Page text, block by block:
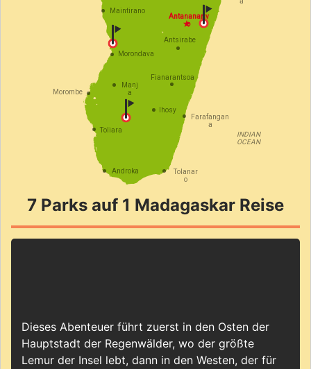
Maintirano
Antananariv
o
Antsirabe
Morondava
Fianarantsoa
Manj
a
Morombe
Ihosy
Farafangan
a
Toliara
INDIAN
OCEAN
Androka
Tolanar
o
7 Parks auf 1 Madagaskar Reise
Dieses Abenteuer führt zuerst in den Osten der
Hauptstadt der Regenwälder, wo der größte
Lemur der Insel lebt, dann in den Westen, der für